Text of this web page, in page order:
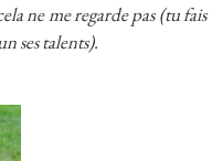
ne me regarde pas (tu fais
ses talents).